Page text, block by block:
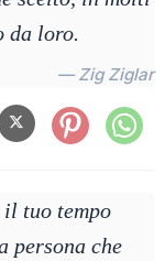
da loro.
— Zig Ziglar
il tuo tempo
persona che